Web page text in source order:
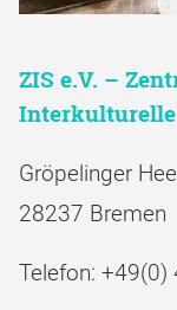
ZIS e.V. –
Interkulturelle
Gröpelinger
28237 Bremen
Telefon: